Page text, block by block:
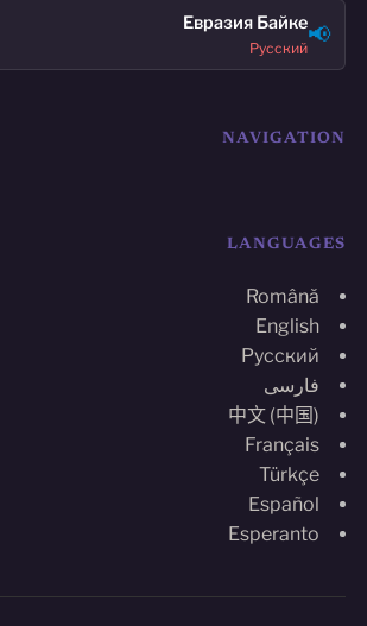
📢
Евразия Байке
Русский
NAVIGATION
LANGUAGES
Română
English
Русский
فارسی
中文 (中国)
Français
Türkçe
Español
Esperanto